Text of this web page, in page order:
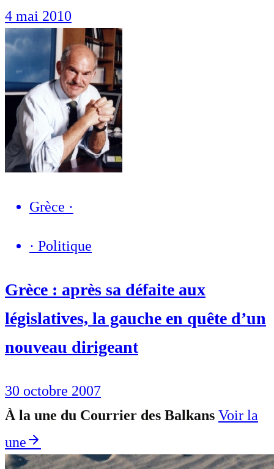
4 mai 2010
Grèce ·
· Politique
Grèce : après sa défaite aux
législatives, la gauche en quête d’un
nouveau dirigeant
30 octobre 2007
À la une du Courrier des Balkans Voir la
une